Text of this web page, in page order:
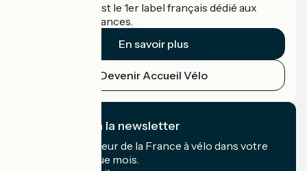
Accueil Vélo c'est le 1er label français dédié aux
cyclistes en vacances.
En savoir plus
Devenir Accueil Vélo
Je m'abonne à la newsletter
Recevez le meilleur de la France à vélo dans votre
boîte mail chaque mois.